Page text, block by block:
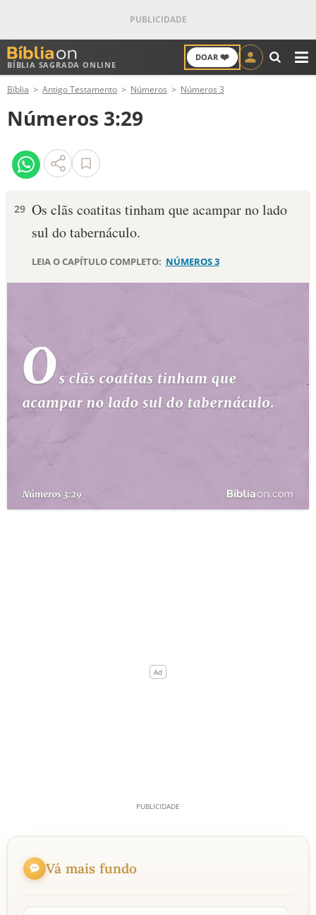
BÍBLIA SAGRADA ONLINE
DOAR ❤️
ANTIGO TESTAMENTO
NOVO TESTAMENTO
VERSÍCULOS
PALAVRA DO DIA
10 MANDAMENTOS
ESTUDOS BÍBLICOS
ESBOÇOS DE PREGAÇÃO
PERGUNTE À BÍBLIA
Bíblia Antigo Testamento Números Números 3
Números 3:29
29 Os clãs coatitas tinham que acampar no lado
sul do tabernáculo.
LEIA O CAPÍTULO COMPLETO: NÚMEROS 3
Vá mais fundo